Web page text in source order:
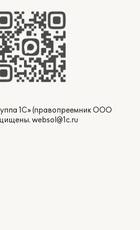
1С» (правопреемник ООО
websol@1c.ru